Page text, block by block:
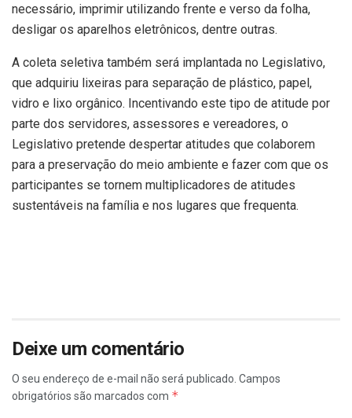
necessário, imprimir utilizando frente e verso da folha,
desligar os aparelhos eletrônicos, dentre outras.
A coleta seletiva também será implantada no Legislativo,
que adquiriu lixeiras para separação de plástico, papel,
vidro e lixo orgânico. Incentivando este tipo de atitude por
parte dos servidores, assessores e vereadores, o
Legislativo pretende despertar atitudes que colaborem
para a preservação do meio ambiente e fazer com que os
participantes se tornem multiplicadores de atitudes
sustentáveis na família e nos lugares que frequenta.
Deixe um comentário
O seu endereço de e-mail não será publicado. Campos
obrigatórios são marcados com *